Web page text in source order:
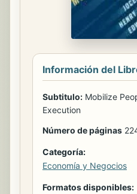
Información del
Subtitulo: Mobilize
Execution
Número de páginas
Categoría:
Economía y Negocios
Formatos disponibles: